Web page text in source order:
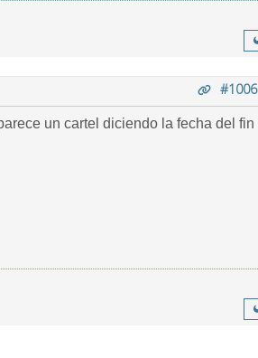
un cartel diciendo la fecha del